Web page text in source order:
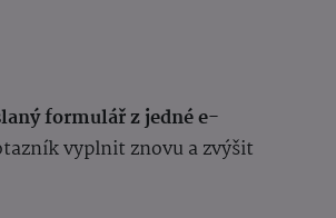
formulář z jedné e-
vyplnit znovu a zvýšit